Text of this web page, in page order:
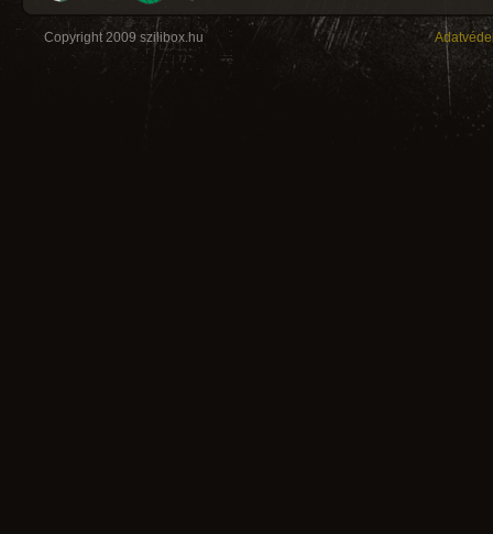
Copyright 2009 szilibox.hu